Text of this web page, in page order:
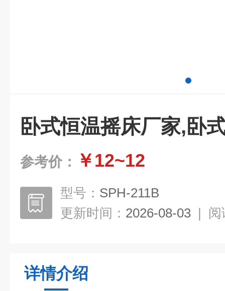
卧式恒温摇床厂家,卧
参考价： ￥12~12
型号： SPH-211B
更新时间： 2026-08-03 | 阅
详情介绍